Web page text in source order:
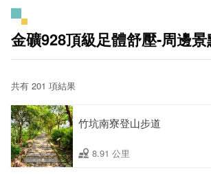
金礦928頂級足體舒壓-周邊
共有 201 項結果
竹坑南寮登山步道
8.91 公里